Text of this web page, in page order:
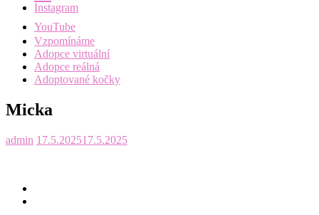
Instagram
YouTube
Vzpomínáme
Adopce virtuální
Adopce reálná
Adoptované kočky
Micka
admin 17.5.202517.5.2025